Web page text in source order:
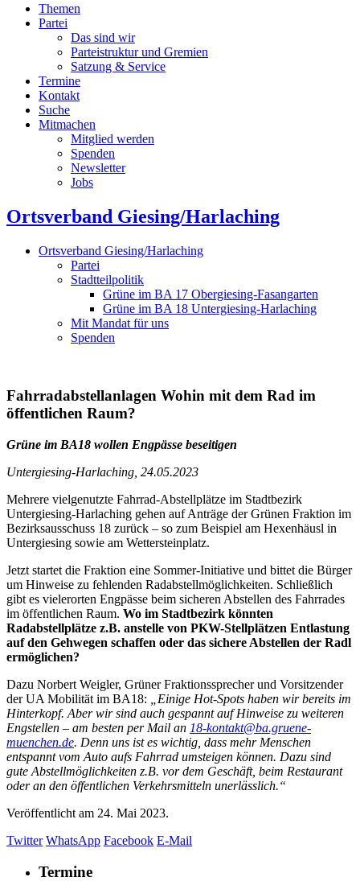
Themen
Partei
Das sind wir
Parteistruktur und Gremien
Satzung & Service
Termine
Kontakt
Suche
Mitmachen
Mitglied werden
Spenden
Newsletter
Jobs
Ortsverband Giesing/Harlaching
Ortsverband Giesing/Harlaching
Partei
Stadtteilpolitik
Grüne im BA 17 Obergiesing-Fasangarten
Grüne im BA 18 Untergiesing-Harlaching
Mit Mandat für uns
Spenden
Fahrradabstellanlagen Wohin mit dem Rad im
öffentlichen Raum?
Grüne im BA18 wollen Engpässe beseitigen
Untergiesing-Harlaching, 24.05.2023
Mehrere vielgenutzte Fahrrad-Abstellplätze im Stadtbezirk
Untergiesing-Harlaching gehen auf Anträge der Grünen Fraktion im
Bezirksausschuss 18 zurück – so zum Beispiel am Hexenhäusl in
Untergiesing sowie am Wettersteinplatz.
Jetzt startet die Fraktion eine Sommer-Initiative und bittet die Bürger
um Hinweise zu fehlenden Radabstellmöglichkeiten. Schließlich
gibt es vielerorten Engpässe beim sicheren Abstellen des Fahrrades
im öffentlichen Raum. Wo im Stadtbezirk könnten
Radabstellplätze z.B. anstelle von PKW-Stellplätzen Entlastung
auf den Gehwegen schaffen oder das sichere Abstellen der Radl
ermöglichen?
Dazu Norbert Weigler, Grüner Fraktionssprecher und Vorsitzender
der UA Mobilität im BA18:
„Einige Hot-Spots haben wir bereits im
Hinterkopf. Aber wir sind auch gespannt auf Hinweise zu weiteren
Engstellen – am besten per Mail an 18-kontakt@ba.gruene-
muenchen.de. Denn uns ist es wichtig, dass mehr Menschen
entspannt vom Auto aufs Fahrrad umsteigen können. Dazu sind
gute Abstellmöglichkeiten z.B. vor dem Geschäft, beim Restaurant
oder an den öffentlichen Verkehrsmitteln unerlässlich.“
Veröffentlicht am 24. Mai 2023.
Twitter WhatsApp Facebook E-Mail
Termine